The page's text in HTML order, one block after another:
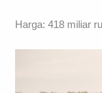
Harga: 418 miliar